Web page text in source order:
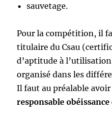
sauvetage.
Pour la compétition, il
titulaire du Csau
d’aptitude à
organisé dans les
Il faut au préalable avoir
responsable obéissance